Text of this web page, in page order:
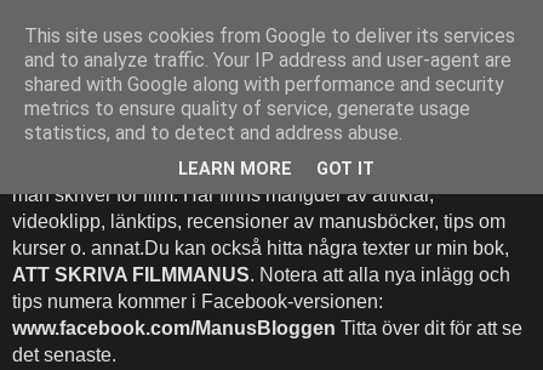
Att Skriva Filmmanus -
Bloggen
Denna blogg inehhåller runt 500 (!) inlägg med fokus på hur
man skriver för film. Här finns mängder av artiklar,
videoklipp, länktips, recensioner av manusböcker, tips om
kurser o. annat.Du kan också hitta några texter ur min bok,
ATT SKRIVA FILMMANUS. Notera att alla nya inlägg och
tips numera kommer i Facebook-versionen:
www.facebook.com/ManusBloggen Titta över dit för att se
det senaste.
This site uses cookies from Google to deliver its services
and to analyze traffic. Your IP address and user-agent are
shared with Google along with performance and security
metrics to ensure quality of service, generate usage
statistics, and to detect and address abuse.
LEARN MORE GOT IT